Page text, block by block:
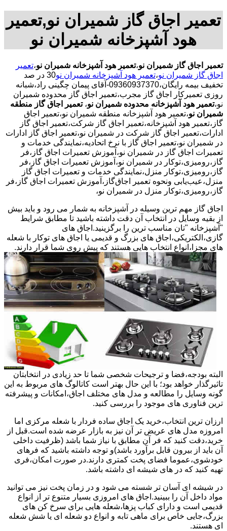
تعمیر اجاق گاز شمیران نو,تعمیر
هود آشپزخانه شمیران نو
تعمیر اجاق گاز شمیران نو،تعمیر هود آشپزخانه شمیران نو،تعمیر
اجاق گاز شمیران نو،تعمیر هود آشپزخانه شمیران نو
30 در صد
تخفیف بیمه رایگان،09360937370-آقای پیمان چگینی راد،شبانه
روزی تعمیرکار اجاق گاز مجرب،تعمیر اجاق گاز محدوده شمیران
نو،تعمیر هود آشپزخانه محدوده شمیران نو، تعمیر اجاق گاز منطقه
شمیران نو،تعمیر هود آشپزخانه منطقه شمیران نو،تعمیر اجاق
گاز،تعمیر هود آشپزخانه،تعمیر اجاق گاز شرکت،تعمیر اجاق گاز
ادارات،تعمیر اجاق گاز شرکت در شمیران نو،تعمیر اجاق گاز ادارات
در شمیران نو،تعمیر اجاق گاز با نرخ اتحادیه،نمایندگی خدمات و
تعمیرات اجاق گاز در شمیران نو،آموزش تعمیرات اجاق گاز،فر
گاز،رومیزی،توکار در شمیران نو،آموزش تعمیرات اجاق گاز،فر
گاز،رومیزی،توکار منزل،نمایندگی خدمات و تعمیرات اجاق گاز
منزل،عیب‌یابی ونحوه تعمیر اجاق‌گاز،آموزش تعمیرات اجاق گاز،فر
گاز،رومیزی،توکار منزل در شمیران نو،
اجاق گاز مهم ترین وسیله در آشپزخانه به شمار می رود و باید بیش
از بقیه وسایل در انتخاب آن دقت داشته باشید تا مطابق شرایط
"آشپزخانه "تان مناسب ترین را برگزینید.اجاق های
گازی،الکتریکی،اجاق های بزرگ و قدیمی یا اجاق های توکار با شعله
های مجزا،انواع انتخاب هایی هستند که پیش روی شما قرار دارند.
البته بودجه،فضا و ترجیحات شخصی شما تا حد زیادی در انتخابتان
تاثیرگذار خواهد بود؛ با این حال بهتر است کاتالوگ های مربوط به این
گونه وسایل را مطالعه و مدل های مختلف اجاق،امکانات و پیشرفته
ترین فناوری های موجود را بررسی کنید.
ارزان ترین انتخاب،خرید یک اجاق ساده فردار با شعله مرکزی اما
امروزه مدل های عریض تر آن نیز به بازار عرضه شده است.قبل از
خرید،دقت کنید که فر آن مطابق با نیاز شما باشد (ظرفیت داخلی
آن باید از بیرون قابل برآورد باشد)و توجه داشته باشید که فرهای
خودشوی،عموما فضای پخت کمتری دارند.در صورت امکان،فری
تهیه کنید که در های شیشه ای داشته باشد.
در شیشه ای آسان تر شسته می شود و در زمان پخت نیز می توانید
مواد داخل آن را ببینید.اجاق های امروزی بسیار متنوع تر از انواع
قدیمی است و دارای کباب پزها،شعله هایی برای سرخ کن های
بزرگ،جایی خاص برای ماهی تابه و انواع دو شعله ای یا شش شعله
ای هستند.